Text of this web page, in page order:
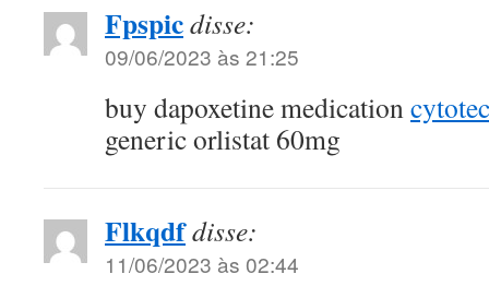
Fpspicdisse:
09/06/2023 às 21:25
buy dapoxetine medication
generic orlistat 60mg
Flkqdfdisse:
11/06/2023 às 02:44